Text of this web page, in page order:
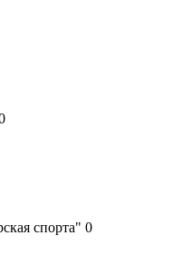
спорта" 0